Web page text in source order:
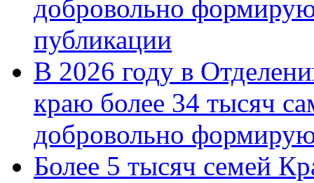
добровольно
публикации
В 2026 году в
краю более 34 тысяч
добровольно
Более 5 тысяч семей